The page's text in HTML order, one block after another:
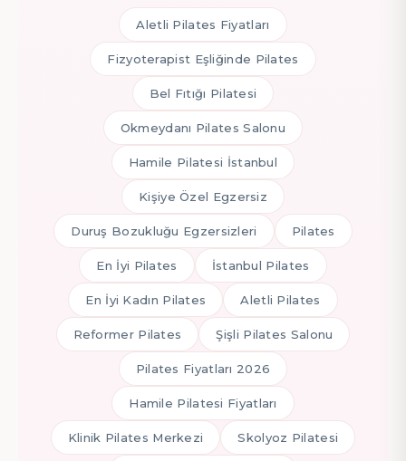
Aletli Pilates Fiyatları
Fizyoterapist Eşliğinde Pilates
Bel Fıtığı Pilatesi
Okmeydanı Pilates Salonu
Hamile Pilatesi İstanbul
Kişiye Özel Egzersiz
Duruş Bozukluğu Egzersizleri Pilates
En İyi Pilates İstanbul Pilates
En İyi Kadın Pilates Aletli Pilates
Reformer Pilates Şişli Pilates Salonu
Pilates Fiyatları 2026
Hamile Pilatesi Fiyatları
Klinik Pilates Merkezi Skolyoz Pilatesi